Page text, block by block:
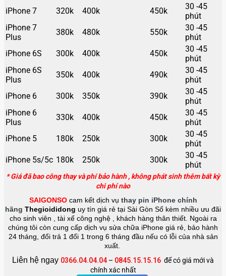
iPhone 7
320k 400k 450k
30 -45
phút
iPhone 7
Plus
380k 480k 550k
30 -45
phút
iPhone 6S
300k 400k 450k
30 -45
phút
iPhone 6S
Plus
350k 400k 490k
30 -45
phút
iPhone 6
300k 350k 390k
30 -45
phút
iPhone 6
Plus
330k 400k 450k
30 -45
phút
iPhone 5
180k 250k 300k
30 -45
phút
iPhone 5s/5c 180k 250k 300k
30 -45
phút
* Giá đã bao công thay và phí bảo hành , không phát sinh thêm bất kỳ
chi phí nào
SAIGONSO cam kết dịch vụ thay pin iPhone chính
hãng Thegioididong uy tín giá rẻ tại Sài Gòn Số kèm nhiều ưu đãi
cho sinh viên , tài xế công nghệ , khách hàng thân thiết. Ngoài ra
chúng tôi còn cung cấp dịch vụ sửa chữa iPhone giá rẻ, bảo hành
24 tháng, đổi trả 1 đổi 1 trong 6 tháng đầu nếu có lỗi của nhà sản
xuất.
Liên hệ ngay 0366.04.04.04 – 0845.15.15.16 để có giá mới và
chính xác nhất